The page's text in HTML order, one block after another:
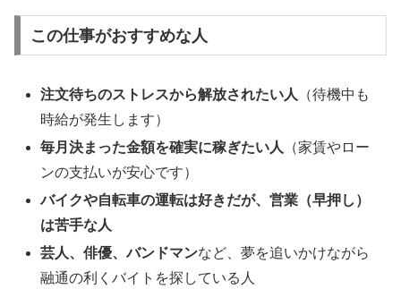
この仕事がおすすめな人
注文待ちのストレスから解放されたい人
（待機中も
時給が発生します）
毎月決まった金額を確実に稼ぎたい人
（家賃やロー
ンの支払いが安心です）
バイクや自転車の運転は好きだが、営業（早押し）
は苦手な人
芸人、俳優、バンドマンなど、夢を追いかけながら
融通の利くバイトを探している人